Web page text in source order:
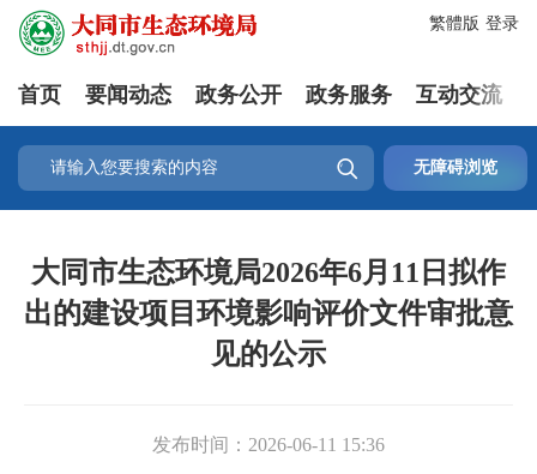
登录
繁體版
首页 要闻动态 政务公开 政务服务 互动交流
 无障碍浏览
大同市生态环境局2026年6月11日拟作
出的建设项目环境影响评价文件审批意
见的公示
发布时间： 2026-06-11 15:36